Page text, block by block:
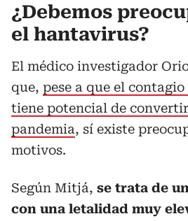
¿Debemos
el hantavirus?
El médico investigador
que, pese a que el
tiene potencial de
pandemia, sí existe
motivos.
Según Mitjá, se trata de
con una letalidad muy